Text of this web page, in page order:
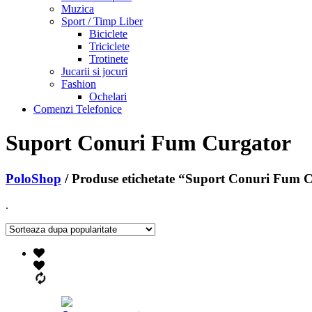
Muzica
Sport / Timp Liber
Biciclete
Triciclete
Trotinete
Jucarii si jocuri
Fashion
Ochelari
Comenzi Telefonice
Suport Conuri Fum Curgator
PoloShop / Produse etichetate “Suport Conuri Fum
.